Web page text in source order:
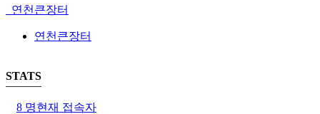
연천큰장터
연천큰장터
STATS
8 명현재 접속자